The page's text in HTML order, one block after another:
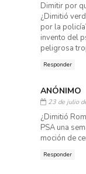
Dimitir por
¿Dimitió
por la
invento del
peligrosa
Responder
ANÓNIMO
23 de julio
¿Dimitió
PSA una
moción de
Responder